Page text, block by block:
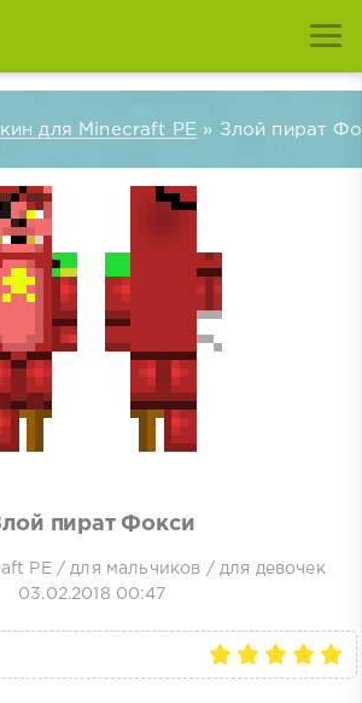
для Minecraft PE » Злой пират
пират Фокси
PE / для мальчиков / для девочек
03.02.2018 00:47